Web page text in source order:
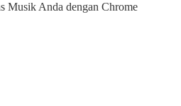
Musik Anda dengan Chrome